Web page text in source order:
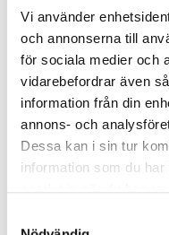
Vi använder
och annonserna till
för sociala medier och
vidarebefordrar även
information från din
annons- och
Dessa kan i sin tur
information som du